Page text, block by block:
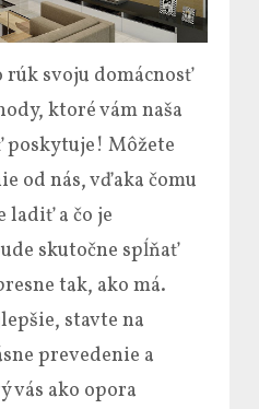
rúk svoju domácnosť
ktoré vám naša
poskytuje! Môžete
od nás, vďaka čomu
ladiť a čo je
skutočne spĺňať
tak, ako má.
stavte na
prevedenie a
ako opora